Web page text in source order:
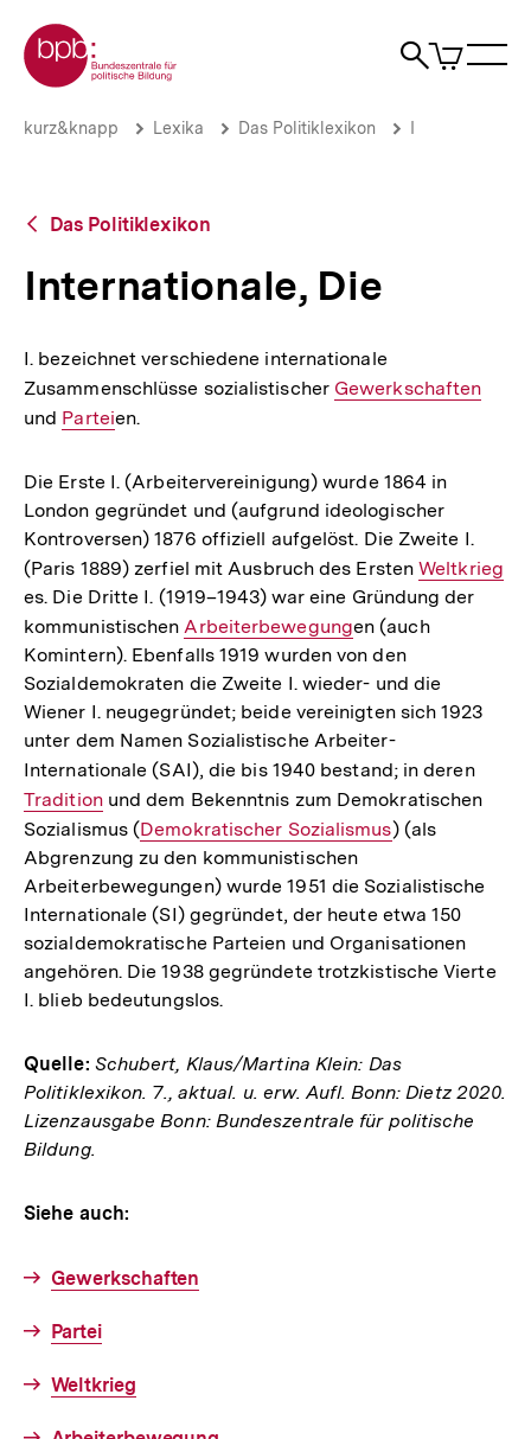
zum
Seiteninhalt
springen
Zur Startseite der bpb
Suche
Artikel
im
Internationale,
Brotkrümelnavigation
Pfadnavigation
kurz&knapp Lexika Das Politiklexikon
Zurück
Übersicht
Das Politiklexikon
Internationale, Die
I. bezeichnet verschiedene internationale
Zusammenschlüsse sozialistischer Interner
Gewerkschaften
und Interner
Parteien.
Die Erste I. (Arbeitervereinigung) wurde 1864 in
London gegründet und (aufgrund ideologischer
Kontroversen) 1876 offiziell aufgelöst. Die Zweite I.
(Paris 1889) zerfiel mit Ausbruch des ErstenInterner
Link:
Weltkrieg
es. Die Dritte I. (1919–1943) war eine Gründung der
kommunistischenInterner
Link:
Arbeiterbewegungen (auch
Komintern). Ebenfalls 1919 wurden von den
Sozialdemokraten die Zweite I. wieder- und die
Wiener I. neugegründet; beide vereinigten sich 1923
unter dem Namen Sozialistische Arbeiter-
Internationale (SAI), die bis 1940 bestand; in deren
Link:
Traditionund dem Bekenntnis zum Demokratischen
Sozialismus (Interner
Link:
Demokratischer Sozialismus) (als
Abgrenzung zu den kommunistischen
Arbeiterbewegungen) wurde 1951 die Sozialistische
Internationale (SI) gegründet, der heute etwa 150
sozialdemokratische Parteien und Organisationen
angehören. Die 1938 gegründete trotzkistische Vierte
I. blieb bedeutungslos.
Quelle: Schubert, Klaus/Martina Klein: Das
Politiklexikon. 7., aktual. u. erw. Aufl. Bonn: Dietz 2020.
Lizenzausgabe Bonn: Bundeszentrale für politische
Bildung.
Siehe auch:
Gewerkschaften
Partei
Weltkrieg